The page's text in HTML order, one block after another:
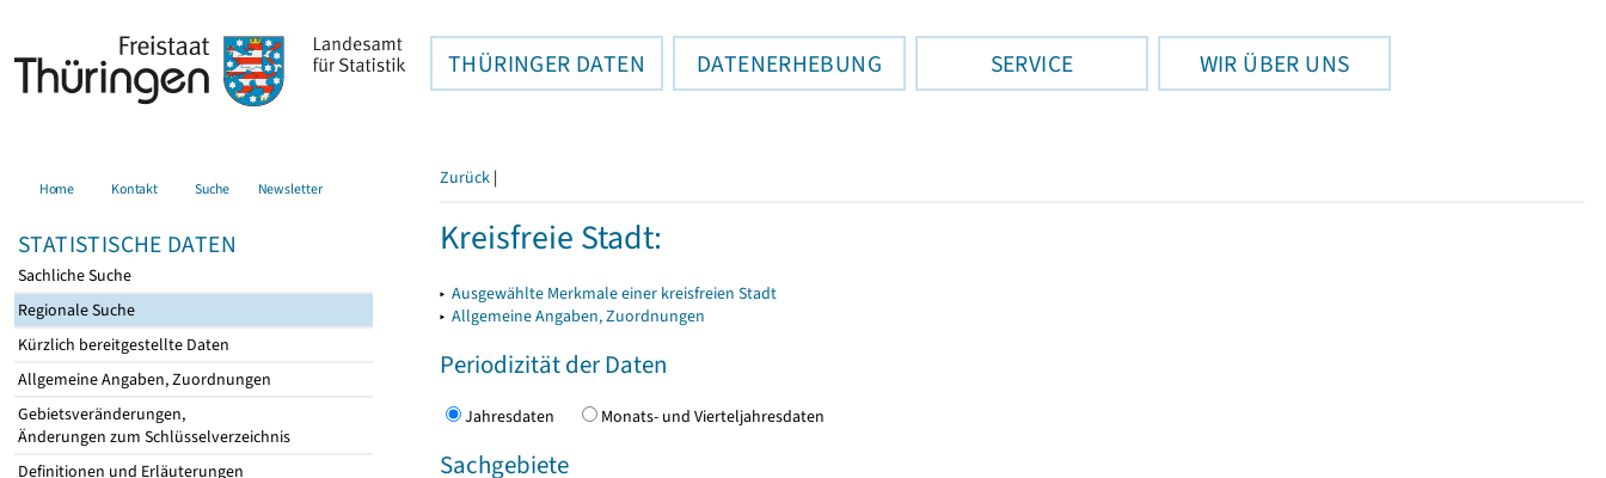
THÜRINGER DATEN DATENERHEBUNG SERVICE WIR ÜBER UNS
Home Kontakt Suche Newsletter
STATISTISCHE DATEN
Sachliche Suche
Regionale Suche
Kürzlich bereitgestellte Daten
Allgemeine Angaben, Zuordnungen
Gebietsveränderungen,
Änderungen zum Schlüsselverzeichnis
Definitionen und Erläuterungen
Zurück |
Kreisfreie Stadt:
▸ Ausgewählte Merkmale einer kreisfreien Stadt
▸ Allgemeine Angaben, Zuordnungen
Periodizität der Daten
Jahresdaten Monats- und Vierteljahresdaten
Sachgebiete